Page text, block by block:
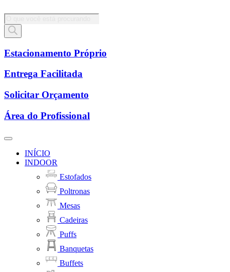
Pesquisar
produtos
Estacionamento Próprio
Entrega Facilitada
Solicitar Orçamento
Área do Profissional
INÍCIO
INDOOR
Estofados
Poltronas
Mesas
Cadeiras
Puffs
Banquetas
Buffets